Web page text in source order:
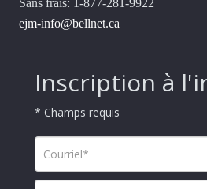
Sans frais: 1-877-281-9922
ejm-info@bellnet.ca
Inscription à
* Champs requis